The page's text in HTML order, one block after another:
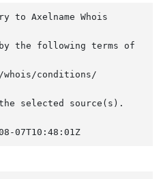
to Axelname Whois
the following terms of
whois/conditions/
selected source(s).
07T10:48:01Z